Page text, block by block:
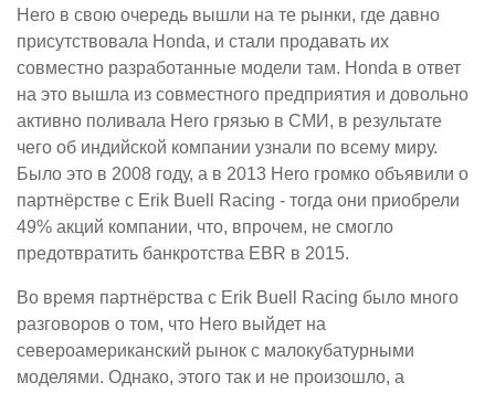
Hero в свою очередь вышли на те рынки, где давно
присутствовала Honda, и стали продавать их
совместно разработанные модели там. Honda в ответ
на это вышла из совместного предприятия и довольно
активно поливала Hero грязью в СМИ, в результате
чего об индийской компании узнали по всему миру.
Было это в 2008 году, а в 2013 Hero громко объявили о
партнёрстве с Erik Buell Racing - тогда они приобрели
49% акций компании, что, впрочем, не смогло
предотвратить банкротства EBR в 2015.
Во время партнёрства с Erik Buell Racing было много
разговоров о том, что Hero выйдет на
североамериканский рынок с малокубатурными
моделями. Однако, этого так и не произошло, а